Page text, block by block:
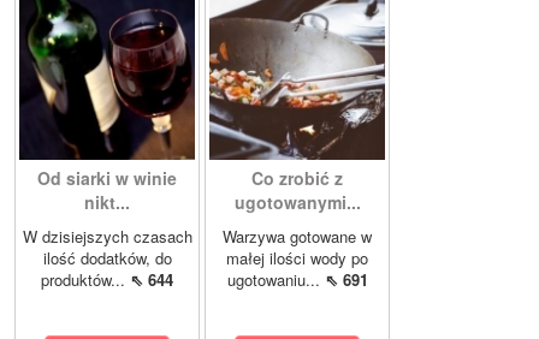
Od siarki w winie
nikt...
W dzisiejszych czasach
ilość dodatków, do
produktów... ⇖ 644
Co zrobić z
ugotowanymi...
Warzywa gotowane w
małej ilości wody po
ugotowaniu... ⇖ 691